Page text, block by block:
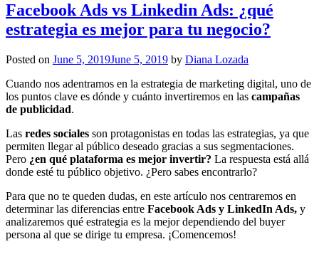
Facebook Ads vs Linkedin Ads: ¿qué
estrategia es mejor para tu negocio?
Posted on June 5, 2019June 5, 2019 by Diana Lozada
Cuando nos adentramos en la estrategia de marketing digital, uno de
los puntos clave es dónde y cuánto invertiremos en las campañas
de publicidad.
Las redes sociales son protagonistas en todas las estrategias, ya que
permiten llegar al público deseado gracias a sus segmentaciones.
Pero ¿en qué plataforma es mejor invertir? La respuesta está allá
donde esté tu público objetivo. ¿Pero sabes encontrarlo?
Para que no te queden dudas, en este artículo nos centraremos en
determinar las diferencias entre Facebook Ads y LinkedIn Ads, y
analizaremos qué estrategia es la mejor dependiendo del buyer
persona al que se dirige tu empresa. ¡Comencemos!